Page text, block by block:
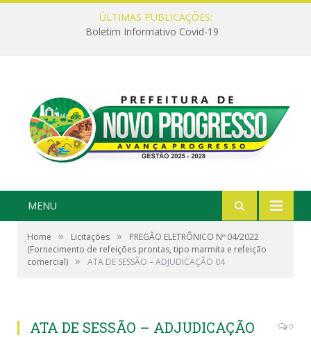
ÚLTIMAS PUBLICAÇÕES:
Boletim Informativo Covid-19
MENU
Home » Licitações »
PREGÃO ELETRÔNICO Nº 04/2022
(Fornecimento de refeições prontas, tipo marmita e refeição
comercial) » ATA DE SESSÃO – ADJUDICAÇÃO 04
ATA DE SESSÃO – ADJUDICAÇÃO
0